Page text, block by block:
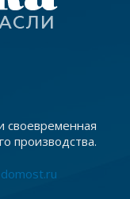
своевременная
производства.